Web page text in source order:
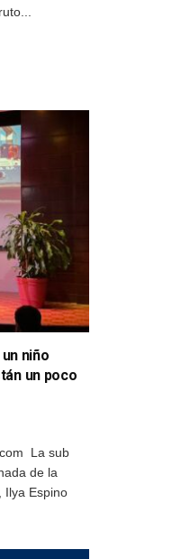
niño
un poco
La sub
de la
Ilya Espino